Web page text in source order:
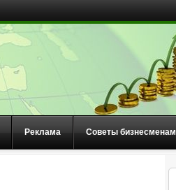
Реклама Советы бизнесменам